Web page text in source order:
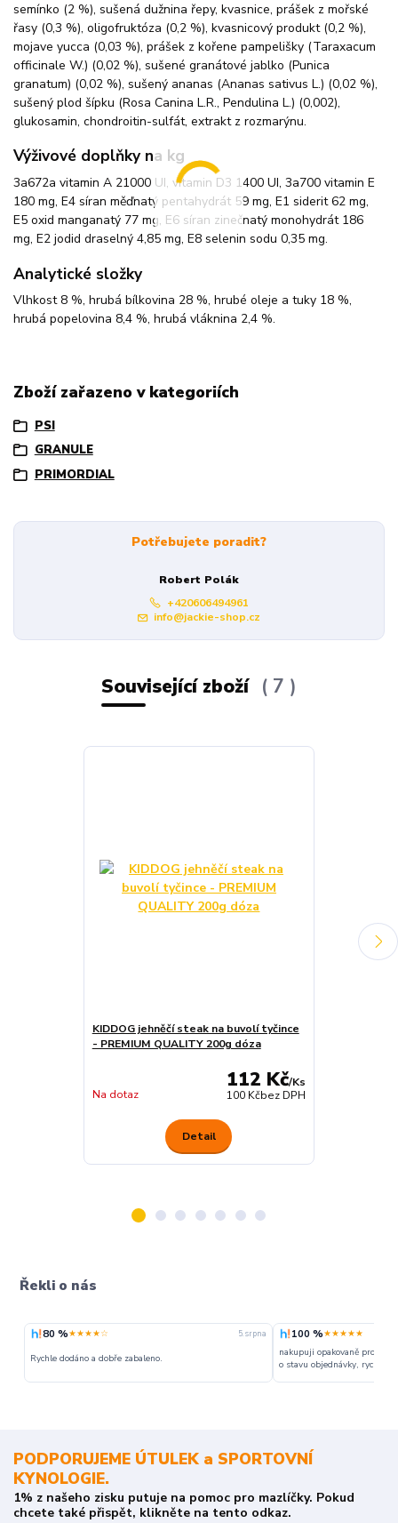
semínko (2 %), sušená dužnina řepy, kvasnice, prášek z mořské
řasy (0,3 %), oligofruktóza (0,2 %), kvasnicový produkt (0,2 %),
mojave yucca (0,03 %), prášek z kořene pampelišky (Taraxacum
officinale W.) (0,02 %), sušené granátové jablko (Punica
granatum) (0,02 %), sušený ananas (Ananas sativus L.) (0,02 %),
sušený plod šípku (Rosa Canina L.R., Pendulina L.) (0,002),
glukosamin, chondroitin-sulfát, extrakt z rozmarýnu.
Výživové doplňky na kg
3a672a vitamin A 21000 UI, vitamin D3 1400 UI, 3a700 vitamin E
180 mg, E4 síran měďnatý pentahydrát 59 mg, E1 siderit 62 mg,
E5 oxid manganatý 77 mg, E6 síran zinečnatý monohydrát 186
mg, E2 jodid draselný 4,85 mg, E8 selenin sodu 0,35 mg.
Analytické složky
Vlhkost 8 %, hrubá bílkovina 28 %, hrubé oleje a tuky 18 %,
hrubá popelovina 8,4 %, hrubá vláknina 2,4 %.
Zboží zařazeno v kategoriích
PSI
GRANULE
PRIMORDIAL
Potřebujete poradit?
Robert Polák
+420606494961
info@jackie-shop.cz
Související zboží 7
KIDDOG jehněčí steak na buvolí tyčince
- PREMIUM QUALITY 200g dóza
112 Kč/Ks
100 Kčbez DPH
Na dotaz
Detail
Řekli o nás
80 %★★★★☆ 5. srpna
Rychle dodáno a dobře zabaleno.
100 %★★★★★
nakupuji opakovaně pro
o stavu objednávky, rychlost
PODPORUJEME ÚTULEK a SPORTOVNÍ
KYNOLOGIE.
1% z našeho zisku putuje na pomoc pro mazlíčky. Pokud
chcete také přispět, klikněte na tento odkaz.